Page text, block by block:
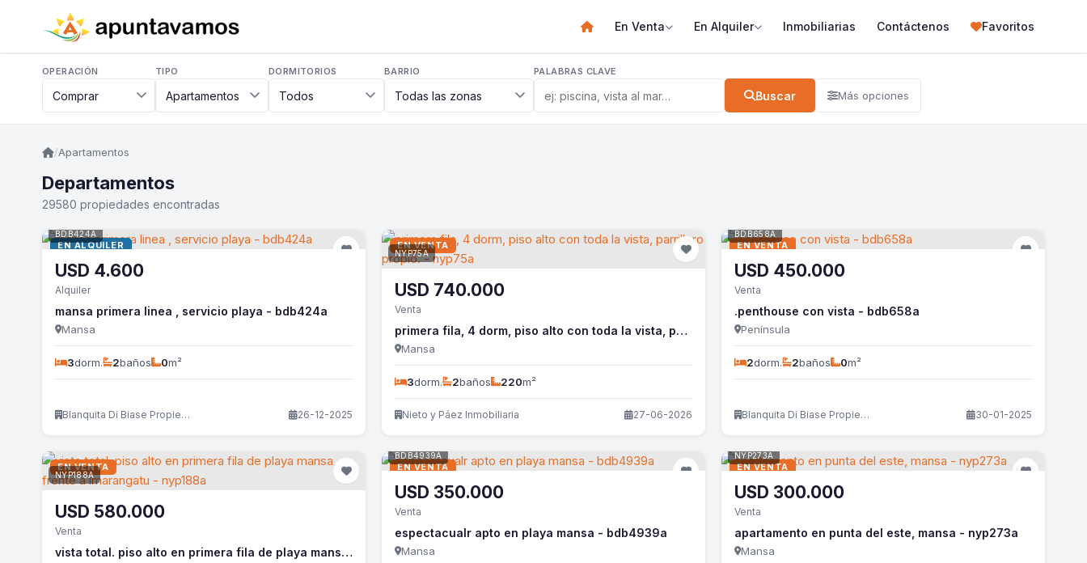
En Venta En Alquiler Inmobiliarias Contáctenos Favoritos
OPERACIÓN TIPO DORMITORIOS BARRIO PALABRAS CLAVE
Buscar Más opciones
/Apartamentos
Departamentos
29580 propiedades encontradas
EN ALQUILER
BDB424A
USD 4.600
Alquiler
mansa primera linea , servicio playa - bdb424a
Mansa
3dorm. 2baños 0m²
Blanquita Di Biase Propiedades 26-12-2025
EN VENTA
NYP75A
USD 740.000
Venta
primera fila, 4 dorm, piso alto con toda la vista, parrillero propio. - nyp75a
Mansa
3dorm. 2baños 220m²
Nieto y Páez Inmobiliaria 27-06-2026
EN VENTA
BDB658A
USD 450.000
Venta
.penthouse con vista - bdb658a
Península
2dorm. 2baños 0m²
Blanquita Di Biase Propiedades 30-01-2025
EN VENTA
NYP188A
USD 580.000
Venta
vista total. piso alto en primera fila de playa mansa, frente a imarangatu - nyp188a
EN VENTA
BDB4939A
USD 350.000
Venta
espectacualr apto en playa mansa - bdb4939a
Mansa
EN VENTA
NYP273A
USD 300.000
Venta
apartamento en punta del este, mansa - nyp273a
Mansa